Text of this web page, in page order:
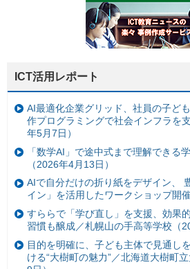
ICT活用レポート
AI最適化企業グリッド、社員の子ど
作プログラミングで社会インフラを
年5月7日）
「数学AI」で途中式まで理解できる
（2026年4月13日）
AIで自分だけの折り紙をデザイン、
イン」を活用したワークショップ開
すららで「学び直し」を支援、効果
習慣も醸成／札幌山の手高等学校（
目的を明確に、子ども主体で見通し
ける“大樹町の魅力”／北海道大樹町